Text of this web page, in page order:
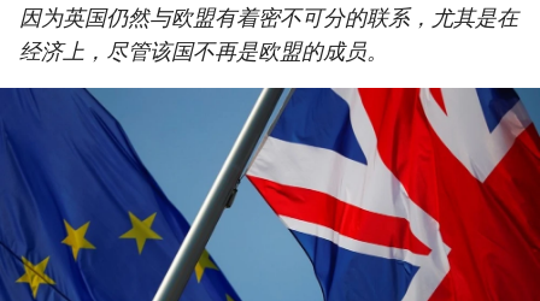
环保
文化
体育
国际
旅游
因为英国仍然与欧盟有着密不可分的联系，尤其是在
经济上，尽管该国不再是欧盟的成员。